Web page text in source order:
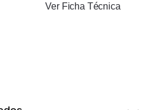
Ver Ficha Técnica